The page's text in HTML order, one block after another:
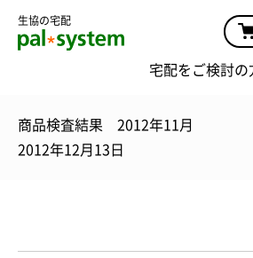
生協の宅配
宅配をご検討の
商品検査結果 2012年11月
2012年12月13日